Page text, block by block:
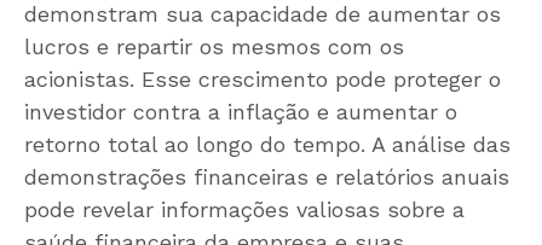
demonstram sua capacidade de aumentar os
lucros e repartir os mesmos com os
acionistas. Esse crescimento pode proteger o
investidor contra a inflação e aumentar o
retorno total ao longo do tempo. A análise das
demonstrações financeiras e relatórios anuais
pode revelar informações valiosas sobre a